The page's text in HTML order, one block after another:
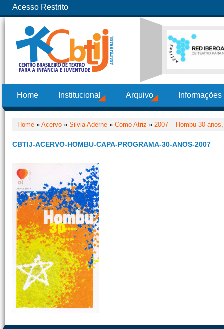
Acesso Restrito
Home Institucional Arquivo
Home » Acervo » Silvia Aderne » Como Atriz » 2007 – Hombu 30
CBTIJ-ACERVO-HOMBU-CAPA-PROGRAMA-30-ANOS-2007